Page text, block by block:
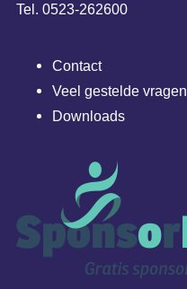
Tel. 0523-262600
Contact
Veel gestelde vragen
Downloads